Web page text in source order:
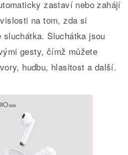
zastaví nebo zahájí
na tom, zda si
sluchátka. Sluchátka jsou
gesty, čímž můžete
hudbu, hlasitost a další.